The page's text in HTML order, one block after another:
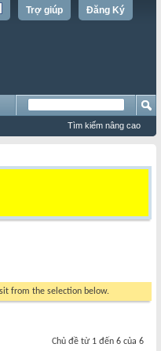
Đăng Ký
Trợ giúp
Tìm kiếm nâng cao
from the selection below.
Chủ đề từ 1 đến 6 của 6